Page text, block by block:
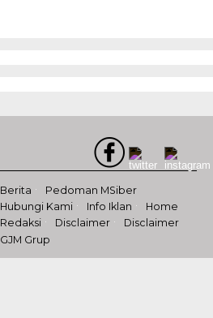
Berita
Pedoman MSiber
Hubungi Kami
Info Iklan
Home
Redaksi
Disclaimer
Disclaimer
GJM Grup